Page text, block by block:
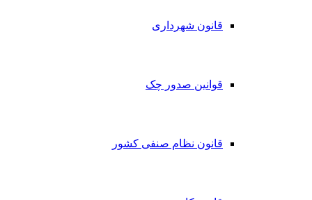
قانون شهرداری
قوانین صدور چک
قانون نظام صنفی کشور